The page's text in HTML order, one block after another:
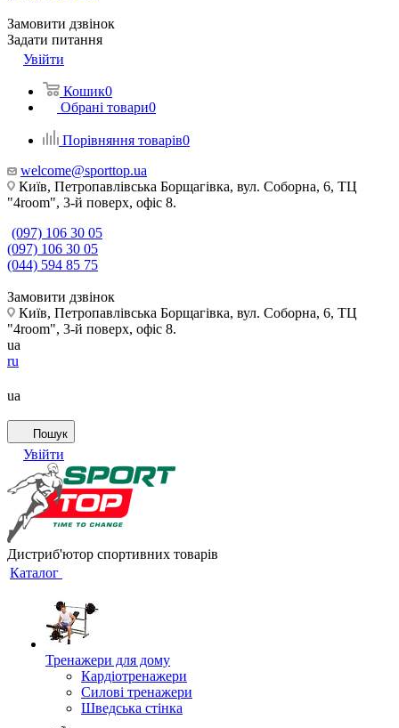
Замовити дзвінок
Задати питання
Увійти
Кошик0
Обрані товари0
Порівняння товарів0
welcome@sporttop.ua
Київ, Петропавлівська Борщагівка, вул. Соборна, 6, ТЦ
"4room", 3-й поверх, офіс 8.
(097) 106 30 05
(097) 106 30 05
(044) 594 85 75
Замовити дзвінок
Київ, Петропавлівська Борщагівка, вул. Соборна, 6, ТЦ
"4room", 3-й поверх, офіс 8.
ua
ru
ua
Пошук
Увійти
Дистриб'ютор спортивних товарів
Каталог
Тренажери для дому
Кардіотренажери
Силові тренажери
Шведська стінка